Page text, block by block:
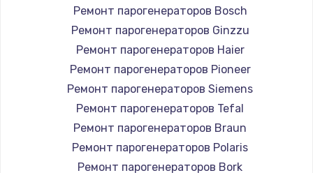
Заказать
Заказать
Замена платы сенсора
Заказать
Ремонт парогенераторов Bosch
Ремонт парогенераторов Ginzzu
Ремонт парогенераторов Haier
Ремонт парогенераторов Pioneer
Ремонт парогенераторов Siemens
Ремонт парогенераторов Tefal
Ремонт парогенераторов Braun
Ремонт парогенераторов Polaris
Ремонт парогенераторов Bork